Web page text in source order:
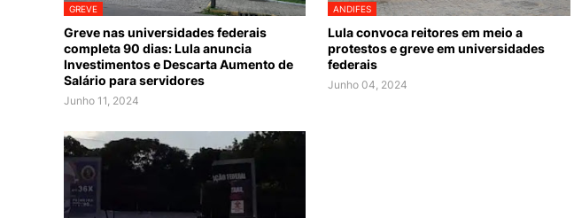
GREVE
Greve nas universidades federais
completa 90 dias: Lula anuncia
Investimentos e Descarta Aumento de
Salário para servidores
Junho 11, 2024
ANDIFES
Lula convoca reitores em meio a
protestos e greve em universidades
federais
Junho 04, 2024